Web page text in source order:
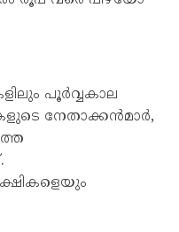
പൂർവ്വകാല
നേതാക്കൻമാർ,